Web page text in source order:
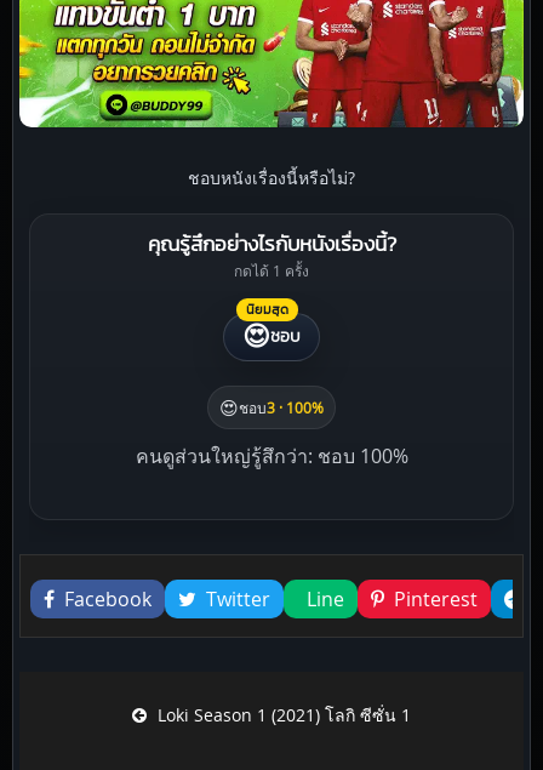
ชอบหนังเรื่องนี้หรือไม่?
คุณรู้สึกอย่างไรกับหนังเรื่องนี้?
กดได้ 1 ครั้ง
นิยมสุด
😍ชอบ
😍ชอบ3 · 100%
คนดูส่วนใหญ่รู้สึกว่า: ชอบ 100%
Liked this
Facebook
Twitter Line Pinterest
Post navigationLoki Season 1 (2021) โลกิ ซีซั่น 1